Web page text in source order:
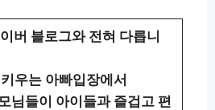
버 블로그와 전혀 다릅니
우는 아빠입장에서
님들이 아이들과 즐겁고 편